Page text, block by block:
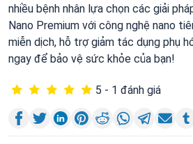
nhiều bệnh nhân lựa chọn các giải
Nano Premium với công nghệ nano
miễn dịch, hỗ trợ giảm tác dụng phụ
ngay để bảo vệ sức khỏe của bạn!
5 - 1 đánh giá